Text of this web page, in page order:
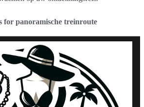
for panoramische treinroute